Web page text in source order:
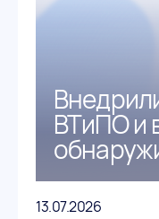
ВТиПО и
13.07.2026